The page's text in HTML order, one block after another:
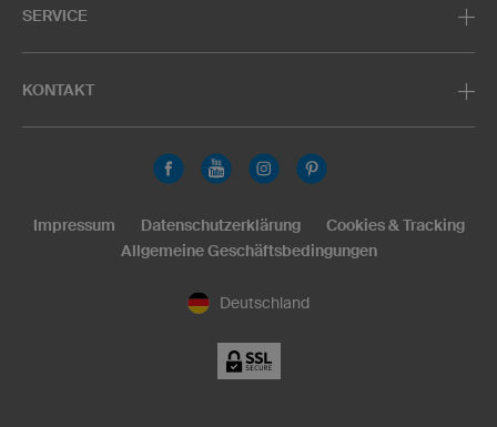
SERVICE
KONTAKT
Deutschland
Impressum Datenschutzerklärung
Cookies & Tracking
Allgemeine Geschäftsbedingungen